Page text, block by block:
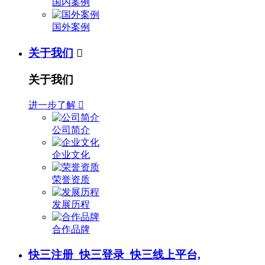
国内案例
国外案例
关于我们 
关于我们
进一步了解 
公司简介
企业文化
荣誉资质
发展历程
合作品牌
快三注册_快三登录_快三线上平台,